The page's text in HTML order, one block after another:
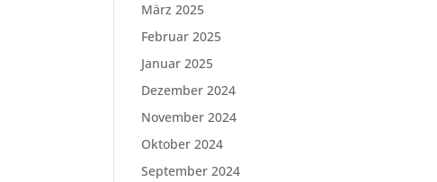
März 2025
Februar 2025
Januar 2025
Dezember 2024
November 2024
Oktober 2024
September 2024